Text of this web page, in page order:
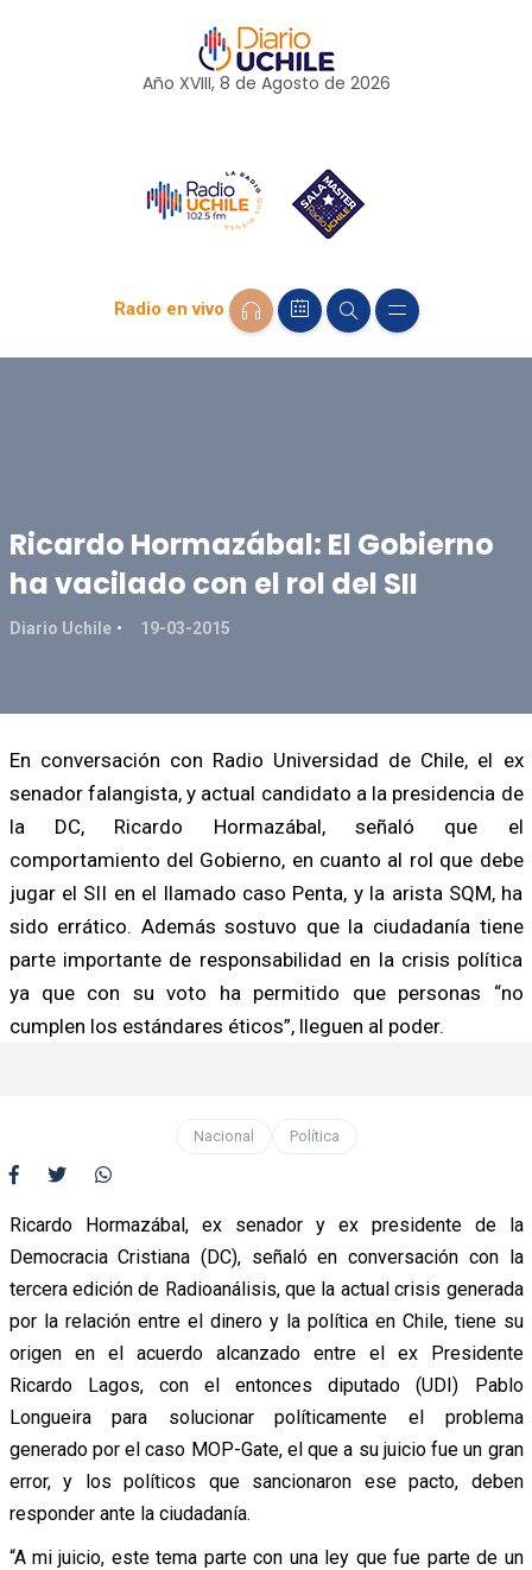
Año XVIII, 8 de Agosto de 2026
Radio en vivo
Ricardo Hormazábal: El Gobierno
ha vacilado con el rol del SII
Diario Uchile 19-03-2015
En conversación con Radio Universidad de Chile, el ex
senador falangista, y actual candidato a la presidencia de
la DC, Ricardo Hormazábal, señaló que el
comportamiento del Gobierno, en cuanto al rol que debe
jugar el SII en el llamado caso Penta, y la arista SQM, ha
sido errático. Además sostuvo que la ciudadanía tiene
parte importante de responsabilidad en la crisis política
ya que con su voto ha permitido que personas “no
cumplen los estándares éticos”, lleguen al poder.
Nacional Política
Ricardo Hormazábal, ex senador y ex presidente de la
Democracia Cristiana (DC), señaló en conversación con la
tercera edición de Radioanálisis, que la actual crisis generada
por la relación entre el dinero y la política en Chile, tiene su
origen en el acuerdo alcanzado entre el ex Presidente
Ricardo Lagos, con el entonces diputado (UDI) Pablo
Longueira para solucionar políticamente el problema
generado por el caso MOP-Gate, el que a su juicio fue un gran
error, y los políticos que sancionaron ese pacto, deben
responder ante la ciudadanía.
“A mi juicio, este tema parte con una ley que fue parte de un